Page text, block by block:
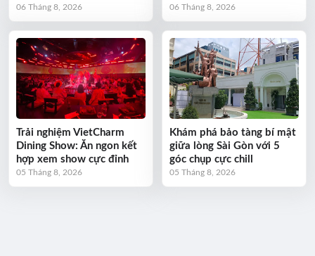
06 Tháng 8, 2026 06 Tháng 8, 2026
Trải nghiệm VietCharm
Dining Show: Ăn ngon kết
hợp xem show cực đỉnh
05 Tháng 8, 2026
Khám phá bảo tàng bí mật
giữa lòng Sài Gòn với 5
góc chụp cực chill
05 Tháng 8, 2026